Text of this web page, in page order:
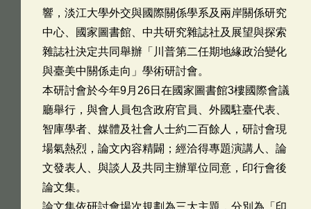
響，淡江大學外交與國際關係學系及兩岸關係研究
中心、國家圖書館、中共研究雜誌社及展望與探索
雜誌社決定共同舉辦「川普第二任期地緣政治變化
與臺美中關係走向」學術研討會。
本研討會於今年9月26日在國家圖書館3樓國際會議
廳舉行，與會人員包含政府官員、外國駐臺代表、
智庫學者、媒體及社會人士約二百餘人，研討會現
場氣熱烈，論文內容精闢；經洽得專題演講人、論
文發表人、與談人及共同主辦單位同意，印行會後
論文集。
論文集依研討會場次規劃為三大主題，分別為「印